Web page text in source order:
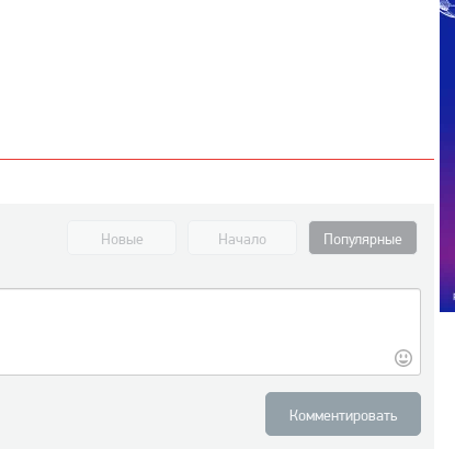
Новые Начало Популярные
Комментировать